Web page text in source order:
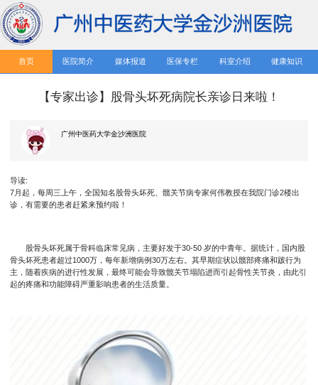
首页 医院简介 媒体报道 医保专栏 科室介绍 健康知识
【专家出诊】股骨头坏死病院长亲诊日来啦！
广州中医药大学金沙洲医院
导读:
7月起，每周三上午，全国知名股骨头坏死、髋关节病专家何伟教授在我院门诊2楼出
诊，有需要的患者赶紧来预约啦！
股骨头坏死属于骨科临床常见病，主要好发于30-50 岁的中青年。据统计，国内股
骨头坏死患者超过1000万，每年新增病例30万左右。其早期症状以髋部疼痛和跛行为
主，随着疾病的进行性发展，最终可能会导致髋关节塌陷进而引起骨性关节炎，由此引
起的疼痛和功能障碍严重影响患者的生活质量。